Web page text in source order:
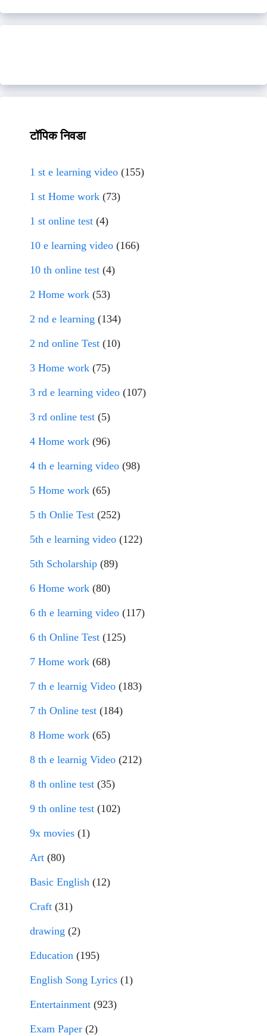
टॉपिक निवडा
1 st e learning video (155)
1 st Home work (73)
1 st online test (4)
10 e learning video (166)
10 th online test (4)
2 Home work (53)
2 nd e learning (134)
2 nd online Test (10)
3 Home work (75)
3 rd e learning video (107)
3 rd online test (5)
4 Home work (96)
4 th e learning video (98)
5 Home work (65)
5 th Onlie Test (252)
5th e learning video (122)
5th Scholarship (89)
6 Home work (80)
6 th e learning video (117)
6 th Online Test (125)
7 Home work (68)
7 th e learnig Video (183)
7 th Online test (184)
8 Home work (65)
8 th e learnig Video (212)
8 th online test (35)
9 th online test (102)
9x movies (1)
Art (80)
Basic English (12)
Craft (31)
drawing (2)
Education (195)
English Song Lyrics (1)
Entertainment (923)
Exam Paper (2)